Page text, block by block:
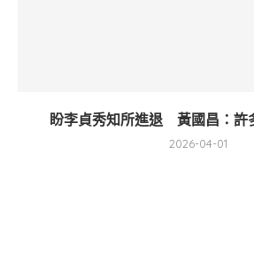
盼李貞秀知所進退 黃國昌：許
2026-04-01